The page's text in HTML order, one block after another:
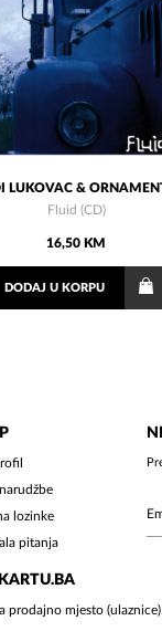
LUKOVAC &
Fluid (CD)
16,50 KM
DODAJ U KORPU
lozinke
pitanja
prodajno mjesto (ulaznice)